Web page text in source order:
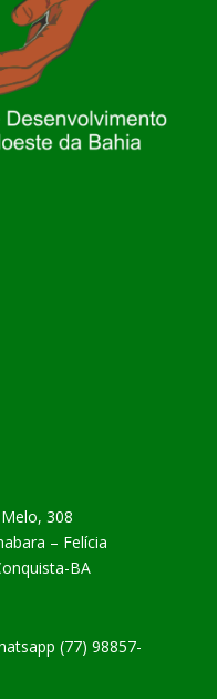
308
– Felícia
BA
(77) 98857-